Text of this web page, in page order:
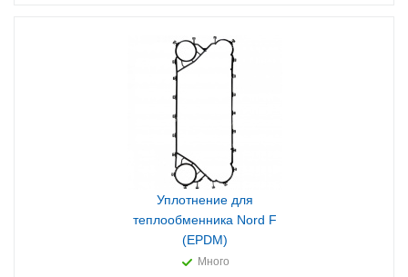
Уплотнение для
теплообменника Nord F
(EPDM)
Много